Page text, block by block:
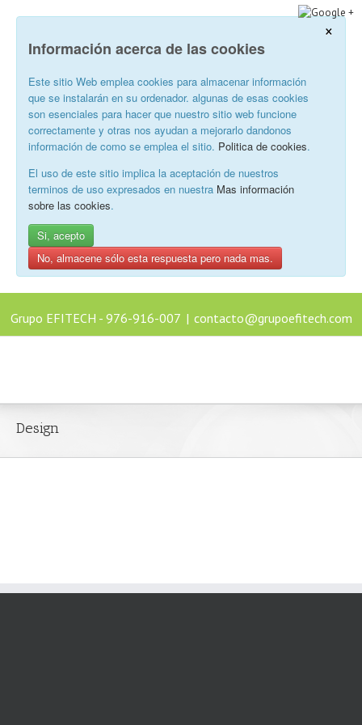
×
Información acerca de las cookies
Este sitio Web emplea cookies para almacenar información
que se instalarán en su ordenador. algunas de esas cookies
son esenciales para hacer que nuestro sitio web funcione
correctamente y otras nos ayudan a mejorarlo dandonos
información de como se emplea el sitio. Politica de cookies.
El uso de este sitio implica la aceptación de nuestros
terminos de uso expresados en nuestra Mas información
sobre las cookies.
Si, acepto
No, almacene sólo esta respuesta pero nada mas.
Grupo EFITECH - 976-916-007 | contacto@grupoefitech.com
Design